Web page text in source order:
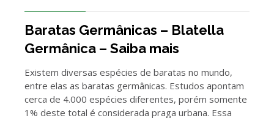
Baratas Germânicas – Blatella
Germânica – Saiba mais
Existem diversas espécies de baratas no mundo,
entre elas as baratas germânicas. Estudos apontam
cerca de 4.000 espécies diferentes, porém somente
1% deste total é considerada praga urbana. Essa